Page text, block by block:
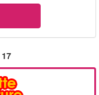
17